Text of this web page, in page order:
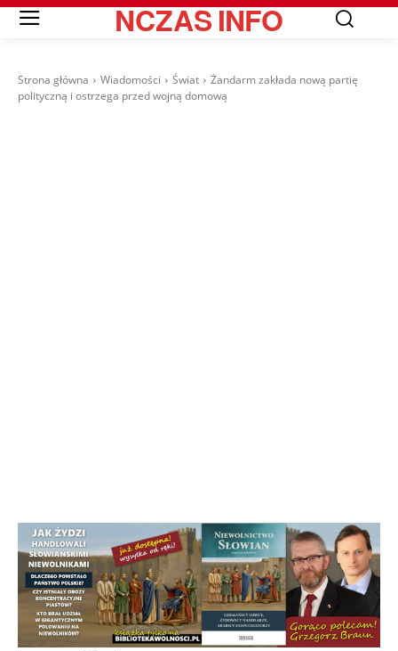
NCZASINFO
Strona główna Wiadomości Świat
Żandarm zakłada nową partię
polityczną i ostrzega przed wojną domową